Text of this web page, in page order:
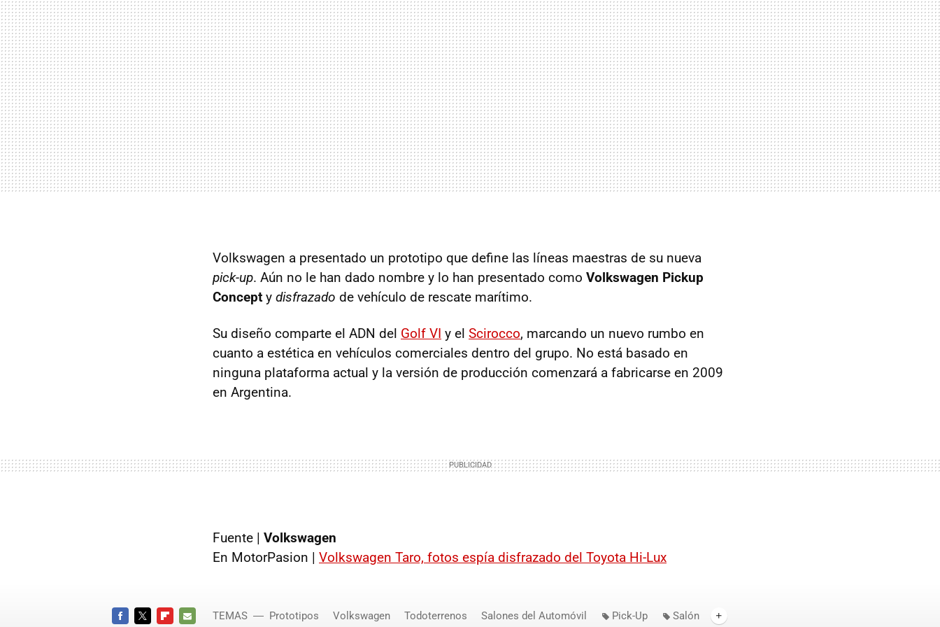
Volkswagen a presentado un prototipo que define las líneas maestras de su nueva
pick-up. Aún no le han dado nombre y lo han presentado como Volkswagen Pickup
Concept y disfrazado de vehículo de rescate marítimo.
Su diseño comparte el ADN del Golf VI y el Scirocco, marcando un nuevo rumbo en
cuanto a estética en vehículos comerciales dentro del grupo. No está basado en
ninguna plataforma actual y la versión de producción comenzará a fabricarse en 2009
en Argentina.
Fuente | Volkswagen
En MotorPasion | Volkswagen Taro, fotos espía disfrazado del Toyota Hi-Lux
TEMAS Prototipos Volkswagen Todoterrenos Salones del Automóvil Pick-Up
Salón